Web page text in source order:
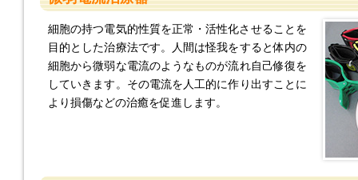
細胞の持つ電気的性質を正常・活性化させることを
目的とした治療法です。人間は怪我をすると体内の
細胞から微弱な電流のようなものが流れ自己修復を
していきます。その電流を人工的に作り出すことに
より損傷などの治癒を促進します。